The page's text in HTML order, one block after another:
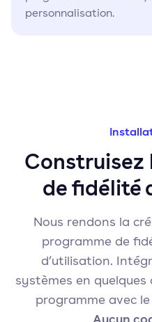
personnalisation.
Construisez
de fidélité
Nous rendons la
programme de
d’utilisation.
systèmes en
programme avec